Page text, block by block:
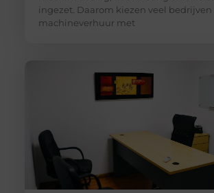
ingezet. Daarom kiezen veel bedrijven
machineverhuur met